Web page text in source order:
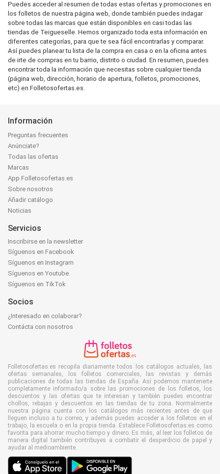
Puedes acceder al resumen de todas estas ofertas y promociones en
los folletos de nuestra página web, donde también puedes indagar
sobre todas las marcas que están disponibles en casi todas las
tiendas de Teigueselle. Hemos organizado toda esta información en
diferentes categorías, para que te sea fácil encontrarlas y comparar.
Así puedes planear tu lista de la compra en casa o en la oficina antes
de irte de compras en tu barrio, distrito o ciudad. En resumen, puedes
encontrar toda la información que necesitas sobre cualquier tienda
(página web, dirección, horario de apertura, folletos, promociones,
etc) en Folletosofertas.es.
Información
Preguntas frecuentes
Anúnciate?
Todas las ofertas
Marcas
App Folletosofertas.es
Sobre nosotros
Añadir catálogo
Noticias
Servicios
Inscribirse en la newsletter
Síguenos en Facebook
Síguenos en Instagram
Síguenos en Youtube
Síguenos en TikTok
Socios
¿Interesado en colaborar?
Contácta con nosotros
Folletosofertas.es recopila diariamente todos los catálogos actuales, las
ofertas semanales, los folletos comerciales, las revistas y demás
publicaciones de todas las tiendas de España. Así podemos mantenerte
completamente informado/a sobre las promociones de los folletos, los
descuentos y las ofertas que te interesan y también puedes encontrar
chollos, rebajas y descuentos en las tiendas de tu zona. Normalmente
nuestra página cuenta con los catálogos más recientes antes de que
lleguen incluso a tu correo, y además puedes acceder a los folletos en el
trabajo, la escuela o en la propia tienda. Establece Folletosofertas.es como
favorita para ahorrar mucho tiempo y dinero. Es más, al leer los folletos de
manera digital también contribuyes a combatir el desperdicio de papel y
ayudar al medioambiente.